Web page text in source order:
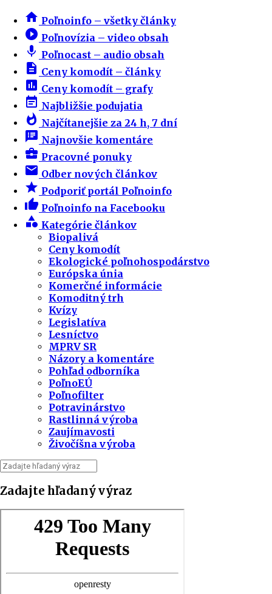
home Poľnoinfo – všetky články
play_circle_filled Poľnovízia – video obsah
mic Poľnocast – audio obsah
description Ceny komodít – články
insert_chart Ceny komodít – grafy
event_note Najbližšie podujatia
whatshot Najčítanejšie za 24 h, 7 dní
speaker_notes Najnovšie komentáre
business_center Pracovné ponuky
email Odber nových článkov
star Podporiť portál Poľnoinfo
thumb_up Poľnoinfo na Facebooku
category Kategórie článkov
Biopalivá
Ceny komodít
Ekologické poľnohospodárstvo
Európska únia
Komerčné informácie
Komoditný trh
Kvízy
Legislatíva
Lesníctvo
MPRV SR
Názory a komentáre
Pohľad odborníka
PoľnoEÚ
Poľnofilter
Potravinárstvo
Rastlinná výroba
Zaujímavosti
Živočíšna výroba
Zadajte hľadaný výraz